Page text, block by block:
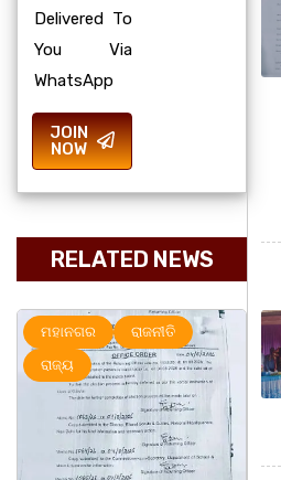
Delivered To
You Via
WhatsApp
JOIN
NOW
RELATED NEWS
ମହାନଗର
ରାଜନୀତି
ରାଜ୍ୟ